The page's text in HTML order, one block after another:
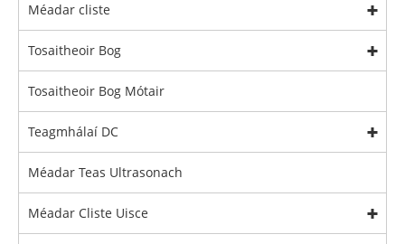
Méadar cliste
Tosaitheoir Bog
Tosaitheoir Bog Mótair
Teagmhálaí DC
Méadar Teas Ultrasonach
Méadar Cliste Uisce